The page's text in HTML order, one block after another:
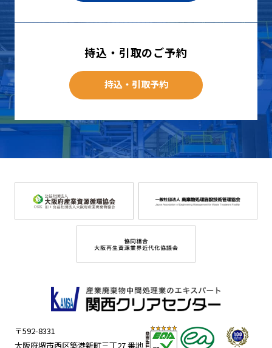
持込・引取のご予約
持込・引取予約
〒592-8331
大阪府堺市西区築港新町三丁27 番地